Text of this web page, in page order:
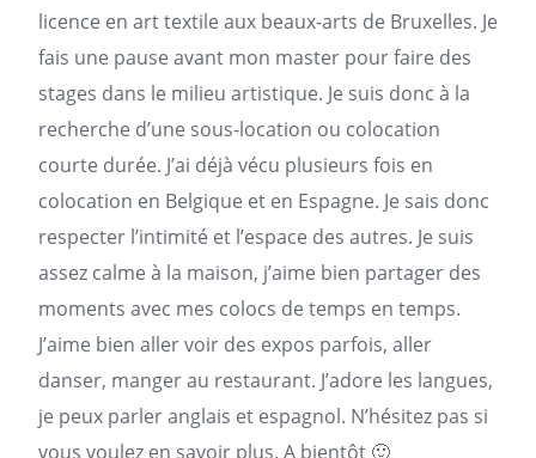
licence en art textile aux beaux-arts de Bruxelles. Je
fais une pause avant mon master pour faire des
stages dans le milieu artistique. Je suis donc à la
recherche d’une sous-location ou colocation
courte durée. J’ai déjà vécu plusieurs fois en
colocation en Belgique et en Espagne. Je sais donc
respecter l’intimité et l’espace des autres. Je suis
assez calme à la maison, j’aime bien partager des
moments avec mes colocs de temps en temps.
J’aime bien aller voir des expos parfois, aller
danser, manger au restaurant. J’adore les langues,
je peux parler anglais et espagnol. N’hésitez pas si
vous voulez en savoir plus. A bientôt 🙂